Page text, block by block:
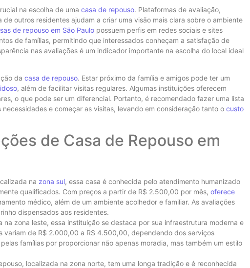
na escolha de uma casa de repouso. Plataformas de avaliação,
outros residentes ajudam a criar uma visão mais clara sobre o ambiente
de repouso em São Paulo possuem perfis em redes sociais e sites
de famílias, permitindo que interessados conheçam a satisfação de
nas avaliações é um indicador importante na escolha do local ideal
da casa de repouso. Estar próximo da família e amigos pode ter um
, além de facilitar visitas regulares. Algumas instituições oferecem
o que pode ser um diferencial. Portanto, é recomendado fazer uma lista
e começar as visitas, levando em consideração tanto o custo
de Casa de Repouso em
na zona sul, essa casa é conhecida pelo atendimento humanizado
qualificados. Com preços a partir de R$ 2.500,00 por mês, oferece
médico, além de um ambiente acolhedor e familiar. As avaliações
dispensados aos residentes.
na zona leste, essa instituição se destaca por sua infraestrutura moderna e
variam de R$ 2.000,00 a R$ 4.500,00, dependendo dos serviços
famílias por proporcionar não apenas moradia, mas também um estilo
localizada na zona norte, tem uma longa tradição e é reconhecida